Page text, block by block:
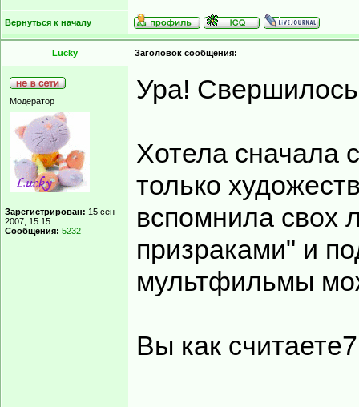
Вернуться к началу
Lucky Заголовок сообщения:
Модератор
Зарегистрирован: 15 сен
2007, 15:15
Сообщения: 5232
Ура!
Хотела сначала
только
вспомнила свох
призраками" и
мультфильмы
Вы как считаете7